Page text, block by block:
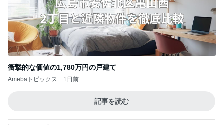
衝撃的な価値の1,780万円の戸建て
Amebaトピックス 1日前
記事を読む
Amebaトピックス 13時間前